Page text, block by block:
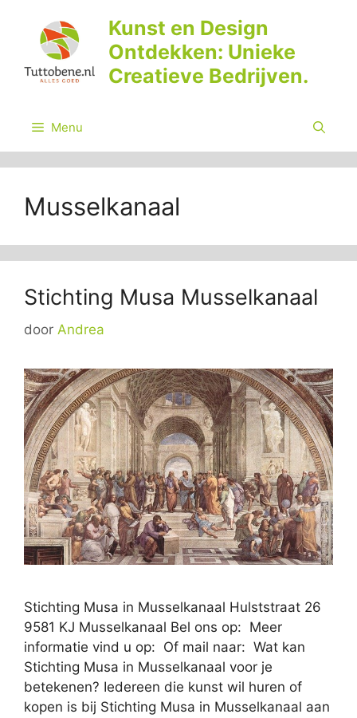
inhoud
Kunst en Design
Ontdekken: Unieke
Creatieve Bedrijven.
Menu
Musselkanaal
Stichting Musa Musselkanaal
door Andrea
Stichting Musa in Musselkanaal Hulststraat 26
9581 KJ Musselkanaal Bel ons op: Meer
informatie vind u op: Of mail naar: Wat kan
Stichting Musa in Musselkanaal voor je
betekenen? Iedereen die kunst wil huren of
kopen is bij Stichting Musa in Musselkanaal aan